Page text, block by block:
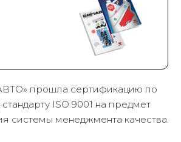
прошла сертификацию по
ISO 9001 на предмет
системы менеджмента качества.